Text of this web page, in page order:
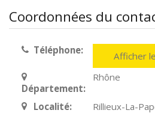
Coordonnées du
Téléphone: Afficher
Département:
Rhône
Localité:
Rillieux-La-